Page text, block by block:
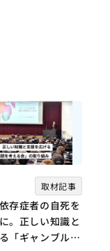
取材記事
存症者の自死を
。正しい知識と
「ギャンブル依